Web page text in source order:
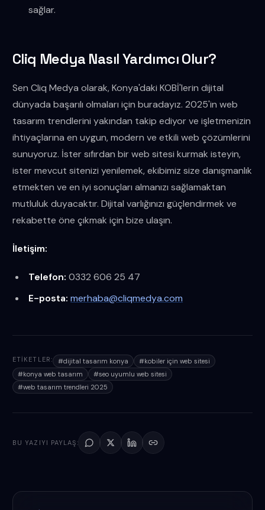
sağlar.
Cliq Medya Nasıl Yardımcı Olur?
Sen Cliq Medya olarak, Konya'daki KOBİ'lerin dijital
dünyada başarılı olmaları için buradayız. 2025'in web
tasarım trendlerini yakından takip ediyor ve işletmenizin
ihtiyaçlarına en uygun, modern ve etkili web çözümlerini
sunuyoruz. İster sıfırdan bir web sitesi kurmak isteyin,
ister mevcut sitenizi yenilemek, ekibimiz size danışmanlık
etmekten ve en iyi sonuçları almanızı sağlamaktan
mutluluk duyacaktır. Dijital varlığınızı güçlendirmek ve
rekabette öne çıkmak için bize ulaşın.
İletişim:
Telefon: 0332 606 25 47
E-posta: merhaba@cliqmedya.com
ETIKETLER: #dijital tasarım konya #kobiler için web sitesi
#konya web tasarım #seo uyumlu web sitesi
#web tasarım trendleri 2025
BU YAZIYI PAYLAŞ: